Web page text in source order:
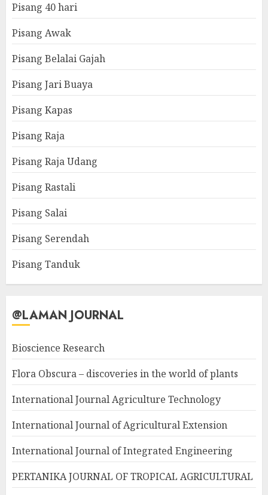
Pisang 40 hari
Pisang Awak
Pisang Belalai Gajah
Pisang Jari Buaya
Pisang Kapas
Pisang Raja
Pisang Raja Udang
Pisang Rastali
Pisang Salai
Pisang Serendah
Pisang Tanduk
@LAMAN JOURNAL
Bioscience Research
Flora Obscura – discoveries in the world of plants
International Journal Agriculture Technology
International Journal of Agricultural Extension
International Journal of Integrated Engineering
PERTANIKA JOURNAL OF TROPICAL AGRICULTURAL